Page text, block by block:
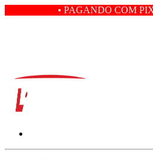
• PAGANDO COM